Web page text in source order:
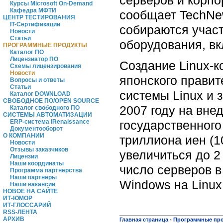
Курсы Microsoft On-Demand
Кафедра МФТИ
ЦЕНТР ТЕСТИРОВАНИЯ
IT-Сертификации
Новости
Статьи
ПРОГРАММНЫЕ ПРОДУКТЫ
Каталог ПО
Лицензиатор ПО
Схемы лицензирования
Новости
Вопросы и ответы
Статьи
Каталог DOWNLOAD
СВОБОДНОЕ ПО/OPEN SOURCE
Каталог свободного ПО
СИСТЕМЫ АВТОМАТИЗАЦИИ
ERP-система iRenaissance
Документооборот
О КОМПАНИИ
Новости
Отзывы заказчиков
Лицензии
Наши координаты
Программа партнерства
Наши партнеры
Наши вакансии
НОВОЕ НА САЙТЕ
ИТ-ЮМОР
ИТ-ГЛОССАРИЙ
RSS-ЛЕНТА
АРХИВ
сообщает
собираются
оборудования,
Создание Linux-
японского
системы Linux и
2007 году на
триллиона иен
увеличиться до
число серверов
Windows на
Главная страница - Программные